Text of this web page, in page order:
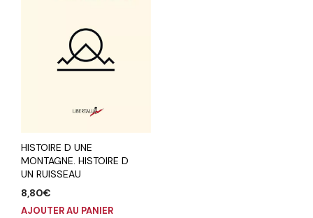
HISTOIRE D UNE
MONTAGNE. HISTOIRE D
UN RUISSEAU
8,80€
AJOUTER AU PANIER